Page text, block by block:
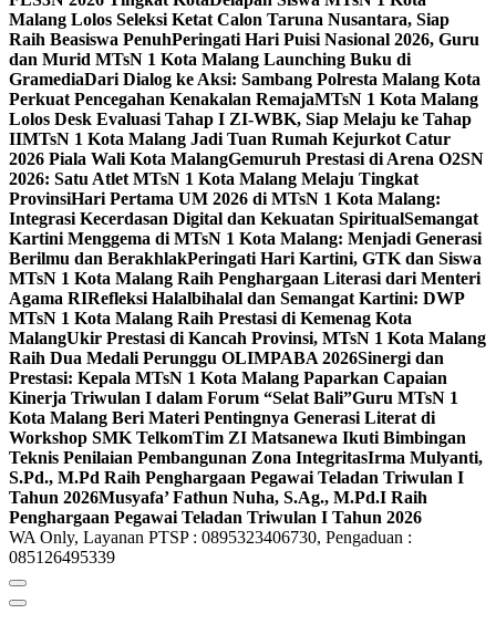
Malang Lolos Seleksi Ketat Calon Taruna Nusantara, Siap
Raih Beasiswa PenuhPeringati Hari Puisi Nasional 2026, Guru
dan Murid MTsN 1 Kota Malang Launching Buku di
GramediaDari Dialog ke Aksi: Sambang Polresta Malang Kota
Perkuat Pencegahan Kenakalan RemajaMTsN 1 Kota Malang
Lolos Desk Evaluasi Tahap I ZI-WBK, Siap Melaju ke Tahap
IIMTsN 1 Kota Malang Jadi Tuan Rumah Kejurkot Catur
2026 Piala Wali Kota MalangGemuruh Prestasi di Arena O2SN
2026: Satu Atlet MTsN 1 Kota Malang Melaju Tingkat
ProvinsiHari Pertama UM 2026 di MTsN 1 Kota Malang:
Integrasi Kecerdasan Digital dan Kekuatan SpiritualSemangat
Kartini Menggema di MTsN 1 Kota Malang: Menjadi Generasi
Berilmu dan BerakhlakPeringati Hari Kartini, GTK dan Siswa
MTsN 1 Kota Malang Raih Penghargaan Literasi dari Menteri
Agama RIRefleksi Halalbihalal dan Semangat Kartini: DWP
MTsN 1 Kota Malang Raih Prestasi di Kemenag Kota
MalangUkir Prestasi di Kancah Provinsi, MTsN 1 Kota Malang
Raih Dua Medali Perunggu OLIMPABA 2026Sinergi dan
Prestasi: Kepala MTsN 1 Kota Malang Paparkan Capaian
Kinerja Triwulan I dalam Forum “Selat Bali”Guru MTsN 1
Kota Malang Beri Materi Pentingnya Generasi Literat di
Workshop SMK TelkomTim ZI Matsanewa Ikuti Bimbingan
Teknis Penilaian Pembangunan Zona IntegritasIrma Mulyanti,
S.Pd., M.Pd Raih Penghargaan Pegawai Teladan Triwulan I
Tahun 2026Musyafa’ Fathun Nuha, S.Ag., M.Pd.I Raih
Penghargaan Pegawai Teladan Triwulan I Tahun 2026
WA Only, Layanan PTSP : 0895323406730, Pengaduan :
085126495339